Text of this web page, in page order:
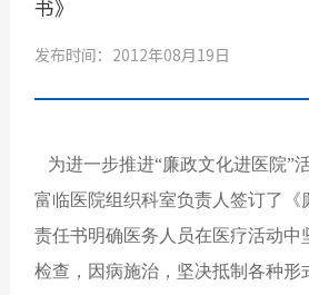
书》
发布时间：2012年08月19日
为进一步推进“廉政文化进医院”
富临医院组织科室负责人签订了《
责任书明确医务人员在医疗活动中
检查，因病施治，坚决抵制各种形